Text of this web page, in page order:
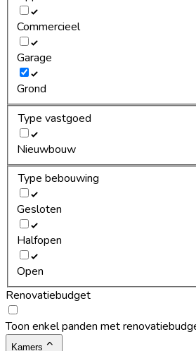
Commercieel
Garage
Grond
Type vastgoed
Nieuwbouw
Type bebouwing
Gesloten
Halfopen
Open
Renovatiebudget
Toon enkel panden met
Kamers